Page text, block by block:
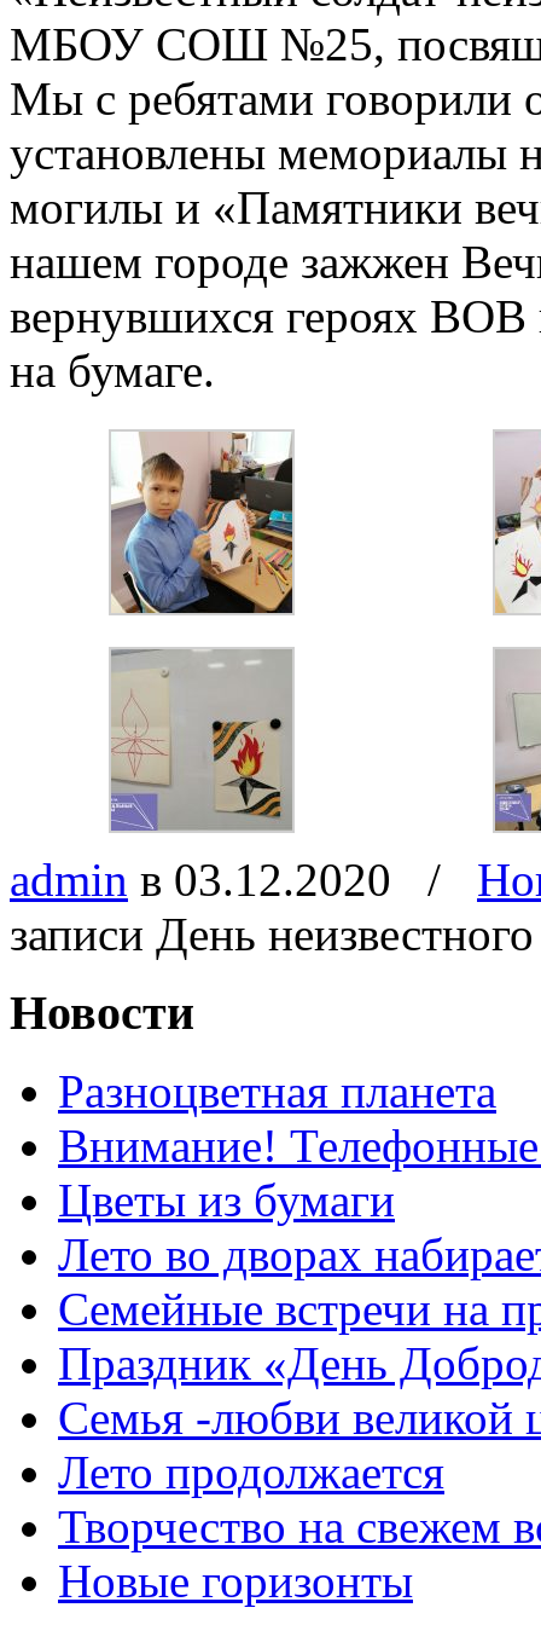
МБОУ СОШ №25,
Мы с ребятами говорили
установлены мемориалы
могилы и «Памятники
нашем городе зажжен
вернувшихся героях ВОВ
на бумаге.
admin в 03.12.2020 /
записи День
Новости
Разноцветная планета
Внимание!
Цветы из бумаги
Лето во дворах
Семейные встречи на
Праздник «День
Семья -любви великой
Лето продолжается
Творчество на свежем
Новые горизонты